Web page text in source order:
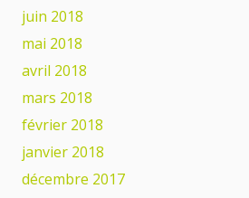
juin 2018
mai 2018
avril 2018
mars 2018
février 2018
janvier 2018
décembre 2017